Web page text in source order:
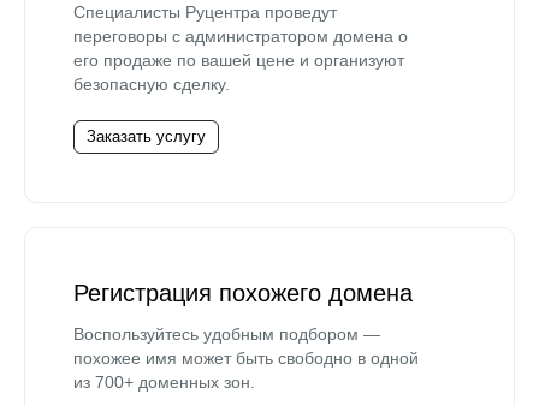
Специалисты Руцентра проведут
переговоры с администратором домена о
его продаже по вашей цене и организуют
безопасную сделку.
Заказать услугу
Регистрация похожего домена
Воспользуйтесь удобным подбором —
похожее имя может быть свободно в одной
из 700+ доменных зон.